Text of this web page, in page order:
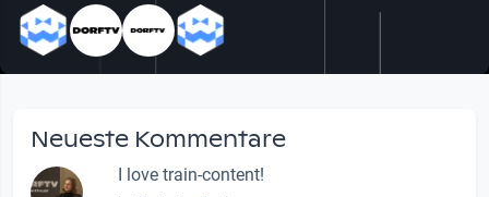
Neueste Kommentare
I love train-content!